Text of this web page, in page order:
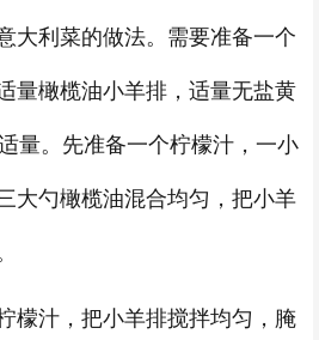
大利菜的做法。需要准备一个
量橄榄油小羊排，适量无盐黄
量。先准备一个柠檬汁，一小
大勺橄榄油混合均匀，把小羊
檬汁，把小羊排搅拌均匀，腌